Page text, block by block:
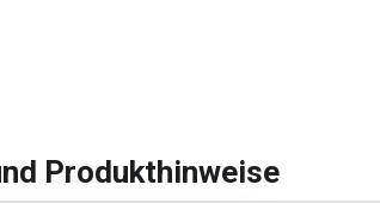
Produkthinweise